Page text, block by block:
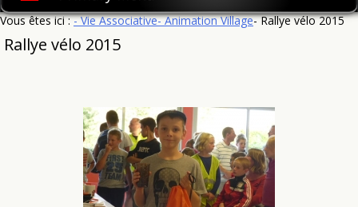
Vous êtes ici :- Vie Associative- Animation Village- Rallye vélo 2015
Rallye vélo 2015